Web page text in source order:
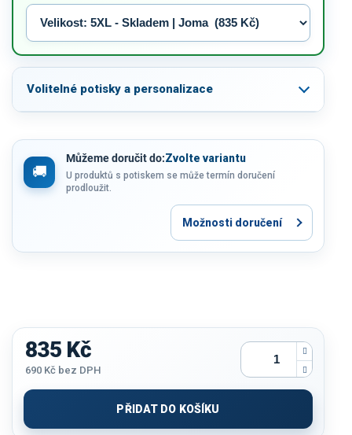
Volitelné potisky a personalizace
Můžeme doručit do:Zvolte variantu
U produktů s potiskem se může termín doručení
prodloužit.
Možnosti doručení
835 Kč
690 Kč bez DPH
cena:
PŘIDAT DO KOŠÍKU